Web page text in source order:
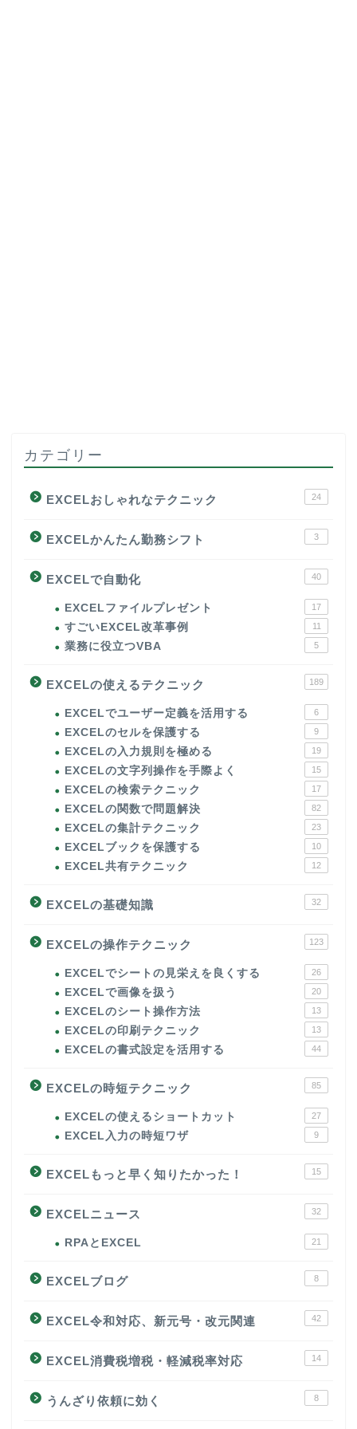
カテゴリー
EXCELおしゃれなテクニック 24
EXCELかんたん勤務シフト 3
EXCELで自動化 40
EXCELファイルプレゼント 17
すごいEXCEL改革事例 11
業務に役立つVBA 5
EXCELの使えるテクニック 189
EXCELでユーザー定義を活用する 6
EXCELのセルを保護する 9
EXCELの入力規則を極める 19
EXCELの文字列操作を手際よく 15
EXCELの検索テクニック 17
EXCELの関数で問題解決 82
EXCELの集計テクニック 23
EXCELブックを保護する 10
EXCEL共有テクニック 12
EXCELの基礎知識 32
EXCELの操作テクニック 123
EXCELでシートの見栄えを良くする 26
EXCELで画像を扱う 20
EXCELのシート操作方法 13
EXCELの印刷テクニック 13
EXCELの書式設定を活用する 44
EXCELの時短テクニック 85
EXCELの使えるショートカット 27
EXCEL入力の時短ワザ 9
EXCELもっと早く知りたかった！ 15
EXCELニュース 32
RPAとEXCEL 21
EXCELブログ 8
EXCEL令和対応、新元号・改元関連 42
EXCEL消費税増税・軽減税率対応 14
うんざり依頼に効く 8